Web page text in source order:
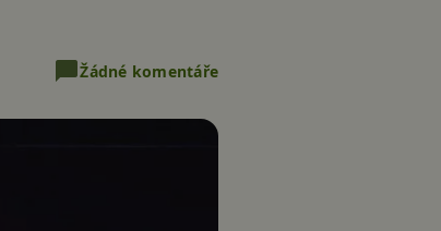
Žádné komentáře